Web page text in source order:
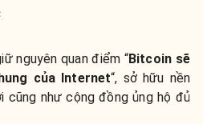
nguyên quan điểm “Bitcoin sẽ
của Internet“, sở hữu nền
cũng như cộng đồng ủng hộ đủ